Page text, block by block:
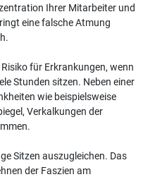
Ihrer Mitarbeiter und
eine falsche Atmung
für Erkrankungen, wenn
Stunden sitzen. Neben einer
wie beispielsweise
Verkalkungen der
Sitzen auszugleichen. Das
der Faszien am